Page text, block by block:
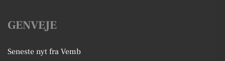
GENVEJE
Seneste nyt fra Vemb